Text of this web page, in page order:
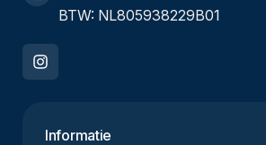
BTW: NL805938229B01
Informatie